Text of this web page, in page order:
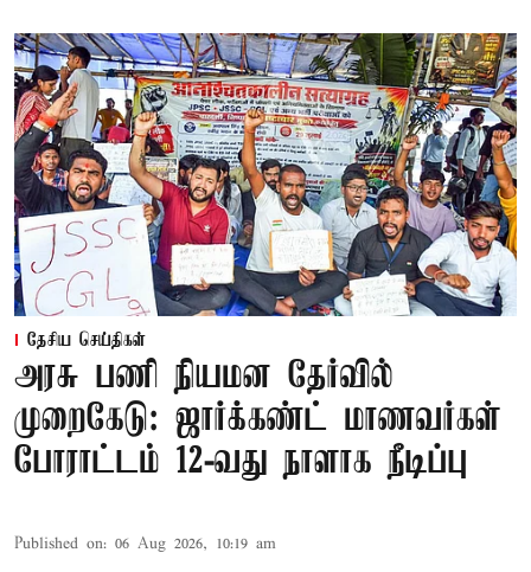
தேசிய செய்திகள்
அரசு பணி நியமன தேர்வில்
முறைகேடு: ஜார்க்கண்ட் மாணவர்கள்
போராட்டம் 12-வது நாளாக நீடிப்பு
Published on: 06 Aug 2026, 10:19 am